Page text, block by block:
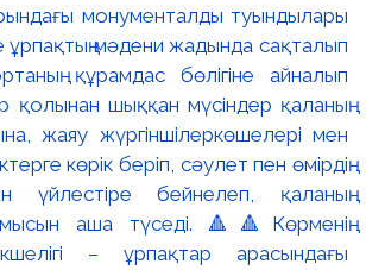
монументалды туындылары
ұрпақтың мәдени жадында сақталып
құрамдас бөлігіне айналып
шыққан мүсіндер қаланың
жаяу жүргіншілеркөшелері мен
көрік беріп, сәулет пен өмірдің
үйлестіре бейнелеп, қаланың
аша түседі. 🔺🔺Көрменің
– ұрпақтар арасындағы